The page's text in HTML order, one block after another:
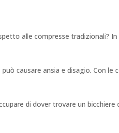
alle compresse tradizionali?
causare ansia e disagio. Con le
di dover trovare un bicchiere